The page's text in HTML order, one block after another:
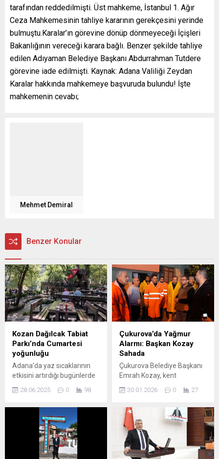
tarafından reddedilmişti. Üst mahkeme, İstanbul 1. Ağır
Ceza Mahkemesinin tahliye kararının gerekçesini yerinde
bulmuştu.Karalar’ın görevine dönüp dönmeyeceği İçişleri
Bakanlığının vereceği karara bağlı. Benzer şekilde tahliye
edilen Adıyaman Belediye Başkanı Abdurrahman Tutdere
görevine iade edilmişti. Kaynak: Adana Valiliği Zeydan
Karalar hakkında mahkemeye başvuruda bulundu! İşte
mahkemenin cevabı;
Mehmet Demiral
Benzer Konular
Kozan Dağılcak Tabiat
Parkı’nda Cumartesi
yoğunluğu
Adana’da yaz sıcaklarının
etkisini artırdığı bugünlerde
vatandaşlar serin alanlara
yönelmeye devam ediyor.
ilçesinde bulunan Dağılcak
Tabiat Parkı sıcak havadan
kaçanların akınına uğradı.
Termometrelerin 35
dereceyi aştığı kent
28.06.2025 0 98
Çukurova’da Yağmur
Alarmı: Başkan Kozay
Sahada
Çukurova Belediye Başkanı
Emrah Kozay, kent
genelinde etkili olmaya
başlayan sağanak yağışların
yakından takip etmek üzere
ekiplerle birlikte sahaya indi.
Yağışın başladığı ilk
saatlerden itibaren ilgili
birimleri harekete geçiren
30.01.2026 0 27